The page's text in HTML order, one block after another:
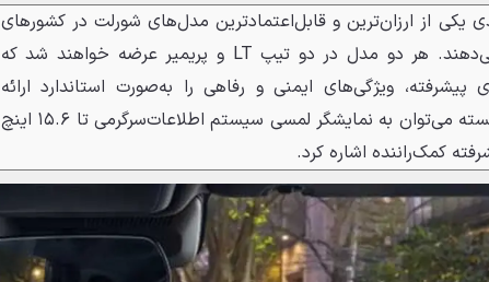
یکی از ارزان‌ترین و قابل‌اعتمادترین مدل‌های شورلت در کشورهای
جنوب غرب آسیا را گسترش می‌دهند. هر دو مدل در دو تیپ LT و پریمیر عرضه خواهند شد که
ویژگی‌های ایمنی و رفاهی را به‌صورت استاندارد ارائه
می‌دهند. ازجمله ویژگی‌های برجسته می‌توان به نمایشگر لمسی سیستم اطلاعات‌سرگرمی تا ۱۵.۶ اینچ
کمک‌راننده اشاره کرد.